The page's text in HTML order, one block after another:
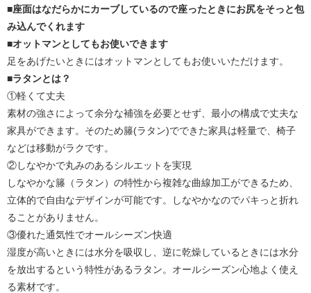
■座面はなだらかにカーブしているので座ったときにお尻をそっと包
み込んでくれます
■オットマンとしてもお使いできます
足をあげたいときにはオットマンとしてもお使いいただけます。
■ラタンとは？
①軽くて丈夫
素材の強さによって余分な補強を必要とせず、最小の構成で丈夫な
家具ができます。そのため籐(ラタン)でできた家具は軽量で、椅子
などは移動がラクです。
②しなやかで丸みのあるシルエットを実現
しなやかな籐（ラタン）の特性から複雑な曲線加工ができるため、
立体的で自由なデザインが可能です。しなやかなのでパキっと折れ
ることがありません。
③優れた通気性でオールシーズン快適
湿度が高いときには水分を吸収し、逆に乾燥しているときには水分
を放出するという特性があるラタン。オールシーズン心地よく使え
る素材です。